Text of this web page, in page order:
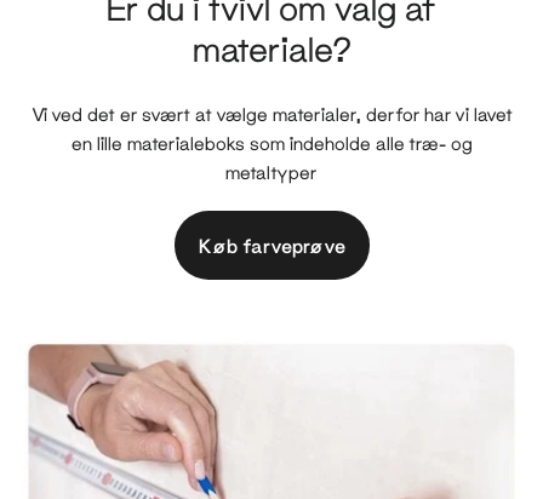
materiale?
Vi ved det er svært at vælge materialer, derfor har vi lavet
en lille materialeboks som indeholde alle træ- og
metaltyper
Køb farveprøve